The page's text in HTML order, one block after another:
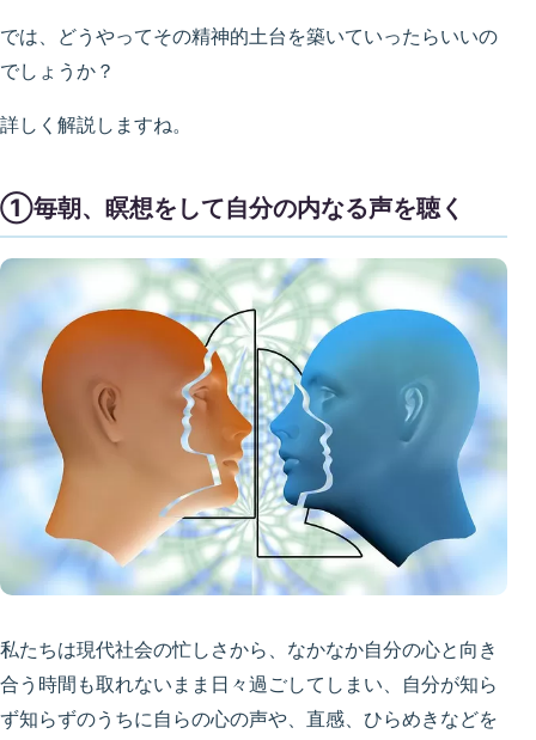
では、どうやってその精神的土台を築いていったらいいの
でしょうか？
詳しく解説しますね。
①毎朝、瞑想をして自分の内なる声を聴く
私たちは現代社会の忙しさから、なかなか自分の心と向き
合う時間も取れないまま日々過ごしてしまい、自分が知ら
ず知らずのうちに自らの心の声や、直感、ひらめきなどを